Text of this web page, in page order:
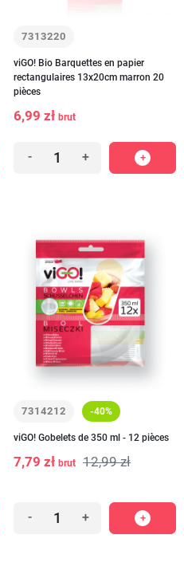
7313220
viGO! Bio Barquettes en papier
rectangulaires 13x20cm marron 20
pièces
6,99 zł brut
- +
7314212 -40%
viGO! Gobelets de 350 ml - 12 pièces
7,79 zł brut 12,99 zł
- +